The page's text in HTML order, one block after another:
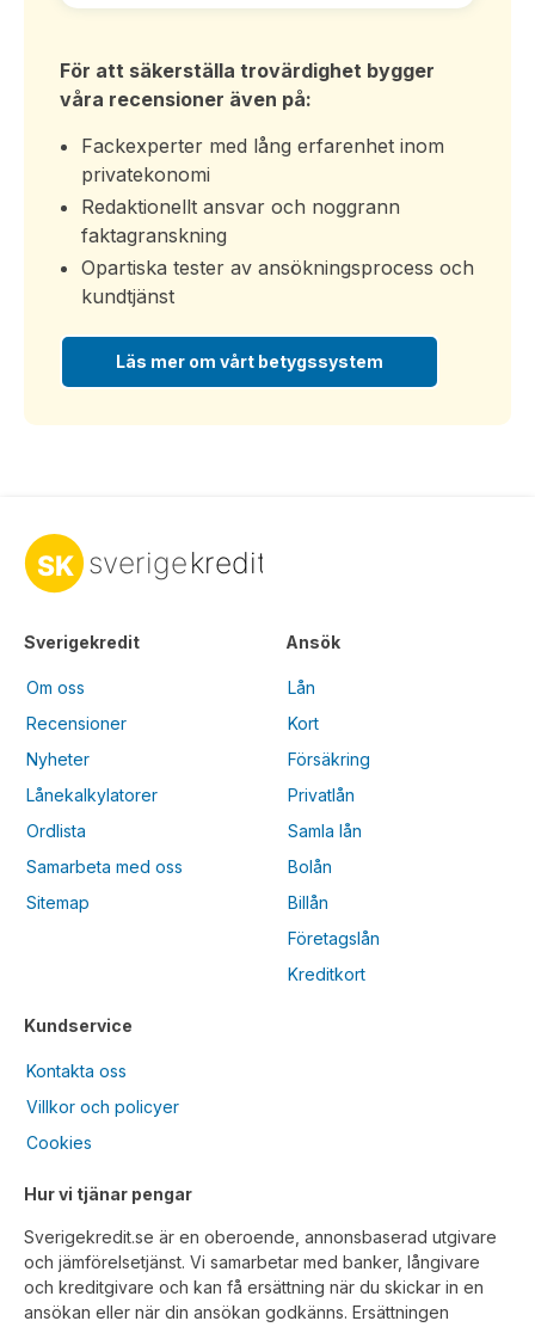
För att säkerställa trovärdighet bygger
våra recensioner även på:
Fackexperter med lång erfarenhet inom
privatekonomi
Redaktionellt ansvar och noggrann
faktagranskning
Opartiska tester av ansökningsprocess och
kundtjänst
Läs mer om vårt betygssystem
Sverigekredit
Om oss
Recensioner
Nyheter
Lånekalkylatorer
Ordlista
Samarbeta med oss
Sitemap
Kundservice
Kontakta oss
Villkor och policyer
Cookies
Ansök
Lån
Kort
Försäkring
Privatlån
Samla lån
Bolån
Billån
Företagslån
Kreditkort
Hur vi tjänar pengar
Sverigekredit.se är en oberoende, annonsbaserad utgivare
och jämförelsetjänst. Vi samarbetar med banker, långivare
och kreditgivare och kan få ersättning när du skickar in en
ansökan eller när din ansökan godkänns. Ersättningen